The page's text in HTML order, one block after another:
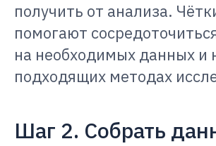
получить от анализа.
помогают
на необходимых данных и
подходящих методах
Шаг 2. Собрать